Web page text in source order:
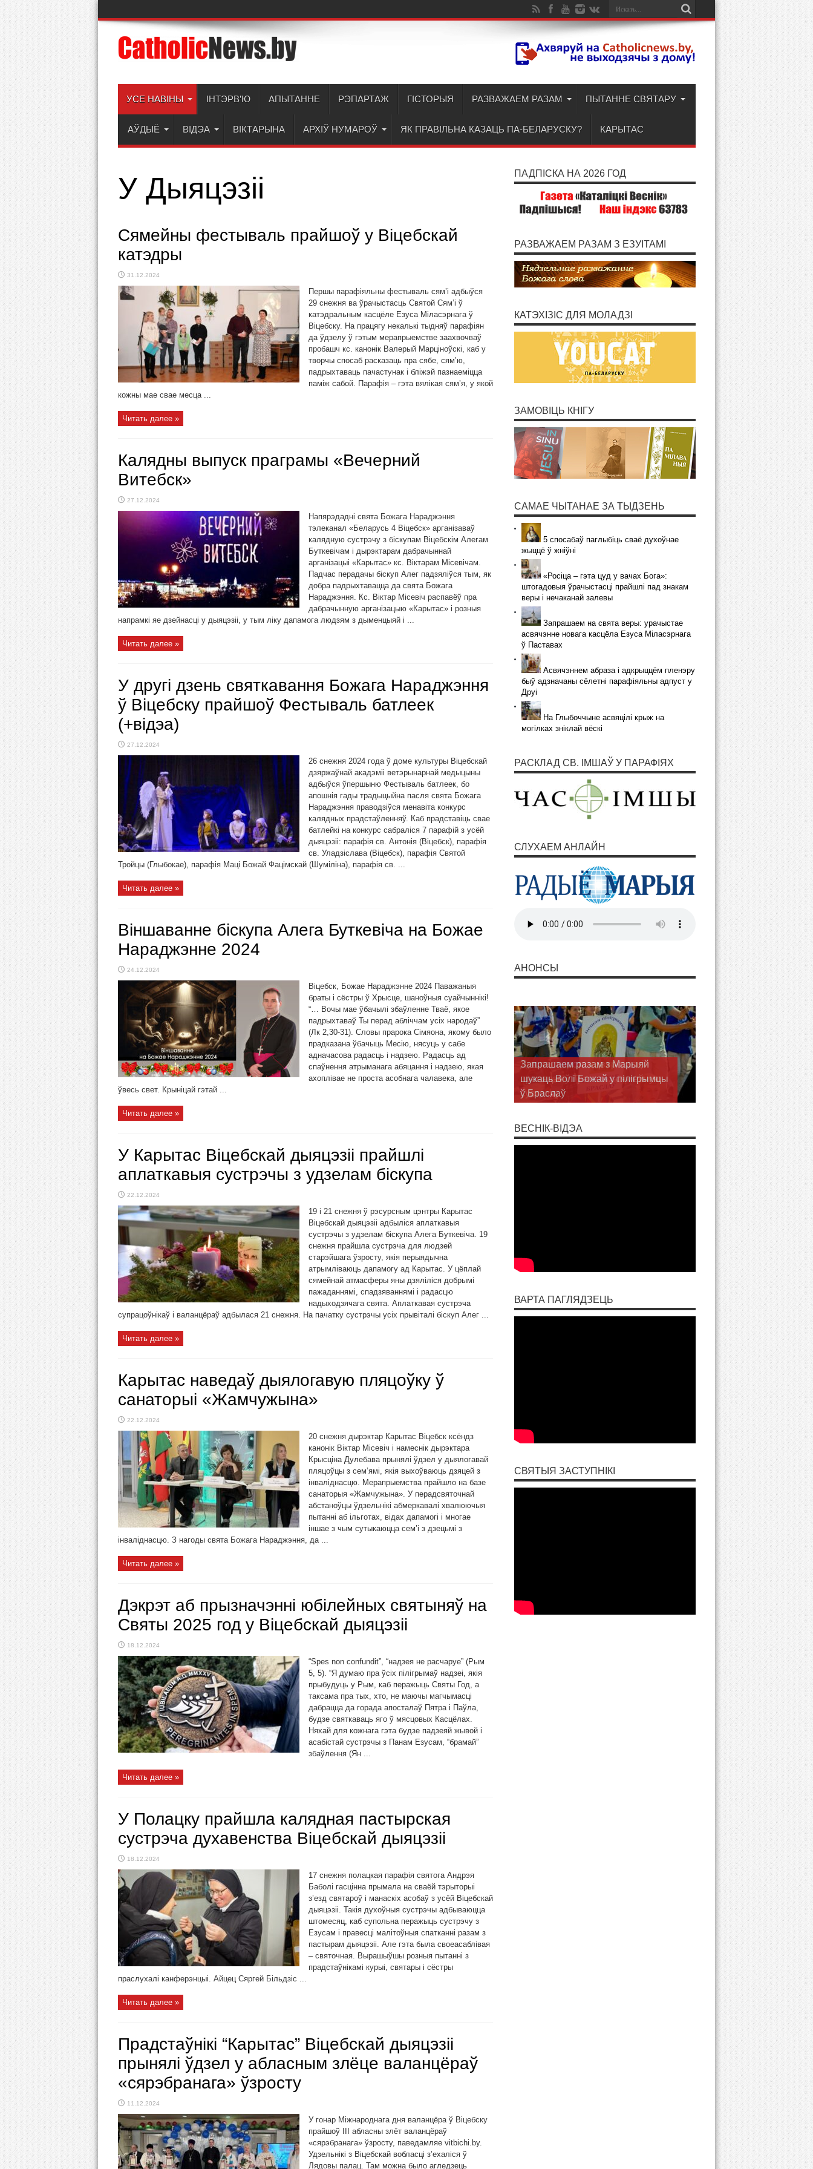
УСЕ НАВІНЫ ІНТЭРВ’Ю АПЫТАННЕ РЭПАРТАЖ ГІСТОРЫЯ РАЗВАЖАЕМ РАЗАМ ПЫТАННЕ СВЯТАРУ
АЎДЫЁ ВІДЭА ВІКТАРЫНА АРХІЎ НУМАРОЎ ЯК ПРАВІЛЬНА КАЗАЦЬ ПА-БЕЛАРУСКУ? КАРЫТАС
У Дыяцэзіі
Сямейны фестываль прайшоў у Віцебскай
катэдры
31.12.2024
Першы парафіяльны фестываль сям’і адбыўся
29 снежня ва ўрачыстасць Святой Сям’і ў
катэдральным касцёле Езуса Міласэрнага ў
Віцебску. На працягу некалькі тыдняў парафіян
да ўдзелу ў гэтым мерапрыемстве заахвочваў
пробашч кс. канонік Валерый Марціноўскі, каб у
творчы спосаб расказаць пра сябе, сям’ю,
падрыхтаваць пачастунак і бліжэй пазнаеміцца
паміж сабой. Парафія – гэта вялікая сям’я, у якой
кожны мае свае месца ...
Читать далее »
Калядны выпуск праграмы «Вечерний
Витебск»
27.12.2024
Напярэдадні свята Божага Нараджэння
тэлеканал «Беларусь 4 Віцебск» арганізаваў
калядную сустрэчу з біскупам Віцебскім Алегам
Буткевічам і дырэктарам дабрачыннай
арганізацыі «Карытас» кс. Віктарам Місевічам.
Падчас перадачы біскуп Алег падзяліўся тым, як
добра падрыхтавацца да свята Божага
Нараджэння. Кс. Віктар Місевіч распавёў пра
дабрачынную арганізацыю «Карытас» і розныя
напрамкі яе дзейнасці у дыяцэзіі, у тым ліку дапамога людзям з дыменцыяй і ...
Читать далее »
У другі дзень святкавання Божага Нараджэння
ў Віцебску прайшоў Фестываль батлеек
(+відэа)
27.12.2024
26 снежня 2024 года ў доме культуры Віцебскай
дзяржаўнай акадэміі ветэрынарнай медыцыны
адбыўся ўпершыню Фестываль батлеек, бо
апошнія гады традыцыйна пасля свята Божага
Нараджэння праводзіўся менавіта конкурс
калядных прадстаўленняў. Каб прадставіць свае
батлейкі на конкурс сабраліся 7 парафій з усёй
дыяцэзіі: парафія св. Антонія (Віцебск), парафія
св. Уладзіслава (Віцебск), парафія Святой
Тройцы (Глыбокае), парафія Маці Божай Фацімскай (Шуміліна), парафія св. ...
Читать далее »
Віншаванне біскупа Алега Буткевіча на Божае
Нараджэнне 2024
24.12.2024
Віцебск, Божае Нараджэнне 2024 Паважаныя
браты і сёстры ў Хрысце, шаноўныя суайчыннікі!
“… Вочы мае ўбачылі збаўленне Тваё, якое
падрыхтаваў Ты перад абліччам усіх народаў”
(Лк 2,30-31). Словы прарока Сімяона, якому было
прадказана ўбачыць Месію, нясуць у сабе
адначасова радасць і надзею. Радасць ад
спаўнення атрыманага абяцання і надзею, якая
ахоплівае не проста асобнага чалавека, але
ўвесь свет. Крыніцай гэтай ...
Читать далее »
У Карытас Віцебскай дыяцэзіі прайшлі
аплаткавыя сустрэчы з удзелам біскупа
22.12.2024
19 і 21 снежня ў рэсурсным цэнтры Карытас
Віцебскай дыяцэзіі адбыліся аплаткавыя
сустрэчы з удзелам біскупа Алега Буткевіча. 19
снежня прайшла сустрэча для людзей
старэйшага ўзросту, якія перыядычна
атрымліваюць дапамогу ад Карытас. У цёплай
сямейнай атмасферы яны дзяліліся добрымі
пажаданнямі, спадзяваннямі і радасцю
надыходзячага свята. Аплаткавая сустрэча
супрацоўнікаў і валанцёраў адбылася 21 снежня. На пачатку сустрэчы усіх прывіталі біскуп Алег ...
Читать далее »
Карытас наведаў дыялогавую пляцоўку ў
санаторыі «Жамчужына»
22.12.2024
20 снежня дырэктар Карытас Віцебск ксёндз
канонік Віктар Місевіч і намеснік дырэктара
Крысціна Дулебава прынялі ўдзел у дыялогавай
пляцоўцы з сем’ямі, якія выхоўваюць дзяцей з
інваліднасцю. Мерапрыемства прайшло на базе
санаторыя «Жамчужына». У перадсвяточнай
абстаноўцы ўдзельнікі абмеркавалі хвалюючыя
пытанні аб ільготах, відах дапамогі і многае
іншае з чым сутыкаюцца сем’і з дзецьмі з
інваліднасцю. З нагоды свята Божага Нараджэння, да ...
Читать далее »
Дэкрэт аб прызначэнні юбілейных святыняў на
Святы 2025 год у Віцебскай дыяцэзіі
18.12.2024
“Spes non confundit”, “надзея не расчаруе” (Рым
5, 5). “Я думаю пра ўсіх пілігрымаў надзеі, якія
прыбудуць у Рым, каб перажыць Святы Год, а
таксама пра тых, хто, не маючы магчымасці
дабрацца да горада апосталаў Пятра і Паўла,
будзе святкаваць яго ў мясцовых Касцёлах.
Няхай для кожнага гэта будзе падзеяй жывой і
асабістай сустрэчы з Панам Езусам, “брамай”
збаўлення (Ян ...
Читать далее »
У Полацку прайшла калядная пастырская
сустрэча духавенства Віцебскай дыяцэзіі
18.12.2024
17 снежня полацкая парафія cвятога Андрэя
Баболі гасцінна прымала на сваёй тэрыторыі
з’езд святароў і манаскіх асобаў з усёй Віцебскай
дыяцэзіі. Такія духоўныя сустрэчы адбываюцца
штомесяц, каб супольна перажыць сустрэчу з
Езусам і правесці малітоўныя спатканні разам з
пастырам дыяцэзіі. Але гэта была своеасаблівая
– святочная. Вырашыўшы розныя пытанні з
прадстаўнікамі курыі, святары і сёстры
праслухалі канферэнцыі. Айцец Сяргей Більдзіс ...
Читать далее »
Прадстаўнікі “Карытас” Віцебскай дыяцэзіі
прынялі ўдзел у абласным злёце валанцёраў
«сярэбранага» ўзросту
11.12.2024
У гонар Міжнароднага дня валанцёра ў Віцебску
прайшоў ІІІ абласны злёт валанцёраў
«сярэбранага» ўзросту, паведамляе vitbichi.by.
Удзельнікі з Віцебскай вобласці з’ехаліся ў
Лядовы палац. Там можна было агледзець
ПАДПІСКА НА 2026 ГОД
РАЗВАЖАЕМ РАЗАМ З ЕЗУІТАМІ
КАТЭХІЗІС ДЛЯ МОЛАДЗІ
ЗАМОВІЦЬ КНІГУ
САМАЕ ЧЫТАНАЕ ЗА ТЫДЗЕНЬ
5 спосабаў паглыбіць сваё духоўнае
жыццё ў жніўні
«Росіца – гэта цуд у вачах Бога»:
штогадовыя ўрачыстасці прайшлі пад знакам
веры і нечаканай залевы
Запрашаем на свята веры: урачыстае
асвячэнне новага касцёла Езуса Міласэрнага
ў Паставах
Асвячэннем абраза і адкрыццём пленэру
быў адзначаны сёлетні парафіяльны адпуст у
Друі
На Глыбоччыне асвяцілі крыж на
могілках зніклай вёскі
РАСКЛАД СВ. ІМШАЎ У ПАРАФІЯХ
СЛУХАЕМ АНЛАЙН
АНОНСЫ
Душпастырства цвярозасці
правядзе ў Тракелях сямейную
сустрэчу
ВЕСНІК-ВІДЭА
ВАРТА ПАГЛЯДЗЕЦЬ
СВЯТЫЯ ЗАСТУПНІКІ